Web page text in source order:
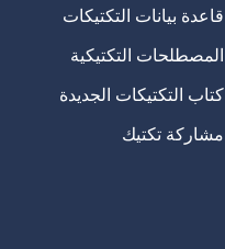
قاعدة بيانات التكتيكات
المصطلحات التكتيكية
كتاب التكتيكات الجديدة
مشاركة تكتيك